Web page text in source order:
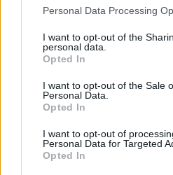
Personal Data Processing
I want to opt-out of the
personal data.
Opted In
I want to opt-out of the Sale
Personal Data.
Opted In
I want to opt-out of
Personal Data for Targeted
Opted In
utdelade både slag och
intagen. Nu står han
misshandel.
Börja prenumerera för att
Username or E-mail
Password